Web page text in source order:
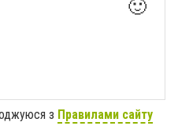
🙂
з Правилами сайту